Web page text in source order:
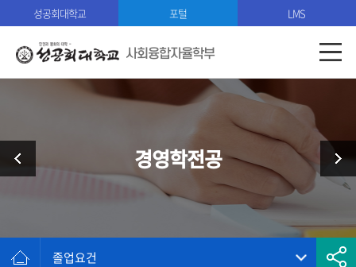
성공회대학교 포털 LMS
사회융합자율학부
경영학전공
졸업요건